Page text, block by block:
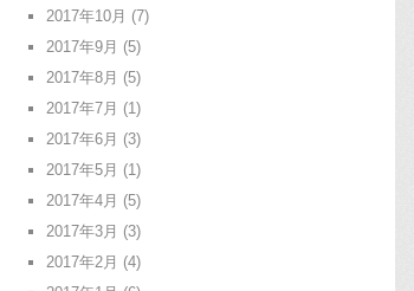
2017年10月 (7)
2017年9月 (5)
2017年8月 (5)
2017年7月 (1)
2017年6月 (3)
2017年5月 (1)
2017年4月 (5)
2017年3月 (3)
2017年2月 (4)